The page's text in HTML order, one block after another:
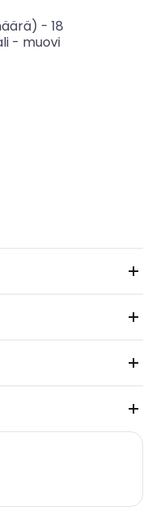
- 18
- muovi